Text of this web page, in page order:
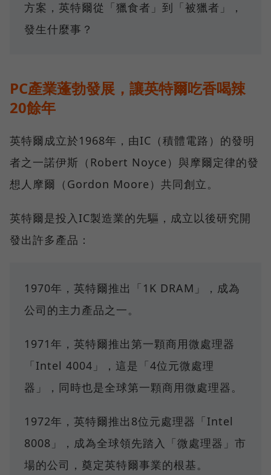
方案，英特爾從「獵食者」到「被獵者」，
發生什麼事？
PC產業蓬勃發展，讓英特爾吃香喝辣
20餘年
英特爾成立於1968年，由IC（積體電路）的發明
者之一諾伊斯（Robert Noyce）與摩爾定律的發
想人摩爾（Gordon Moore）共同創立。
英特爾是投入IC製造業的先驅，成立以後研究開
發出許多產品：
1970年，英特爾推出「1K DRAM」，成為
公司的主力產品之一。
1971年，英特爾推出第一顆商用微處理器
「Intel 4004」，這是「4位元微處理
器」，同時也是全球第一顆商用微處理器。
1972年，英特爾推出8位元處理器「Intel
8008」，成為全球領先踏入「微處理器」市
場的公司，奠定英特爾事業的根基。